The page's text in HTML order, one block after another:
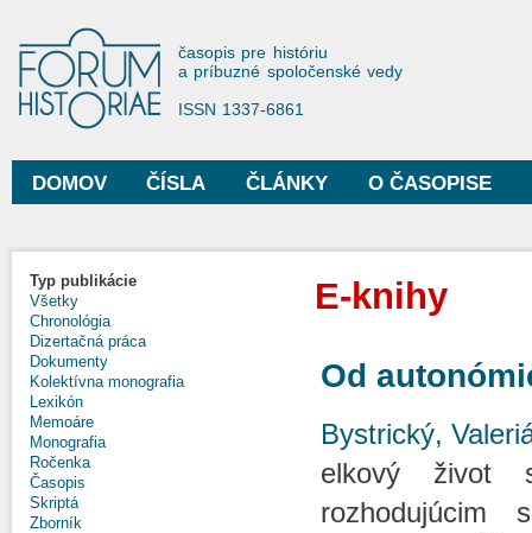
Forum Historiae
časopis pre históriu
a príbuzné spoločenské vedy
ISSN 1337-6861
Hlavné menu
DOMOV ČÍSLA ČLÁNKY O ČASOPISE
Typ publikácie
Všetky
Chronológia
Dizertačná práca
Dokumenty
Kolektívna monografia
Lexikón
Memoáre
Monografia
Ročenka
Časopis
Skriptá
Zborník
E-knihy
Od
Bystrický,
elkový život
rozhodujúcim